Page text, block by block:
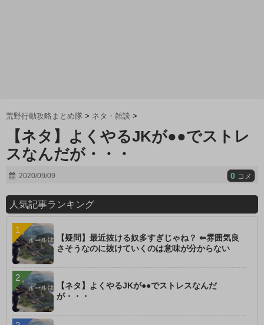
荒野行動攻略まとめ隊 > ネタ・雑談 >
【ネタ】よくやるJKが●●でストレ
スなんだが・・・
2020/09/09 0 コメ
人気記事ランキング
【疑問】最近抜ける奴多すぎじゃね？ ⇐雰囲気良
さそうなのに抜けていくのは意味が分からない
【ネタ】よくやるJKが●●でストレスなんだ
が・・・